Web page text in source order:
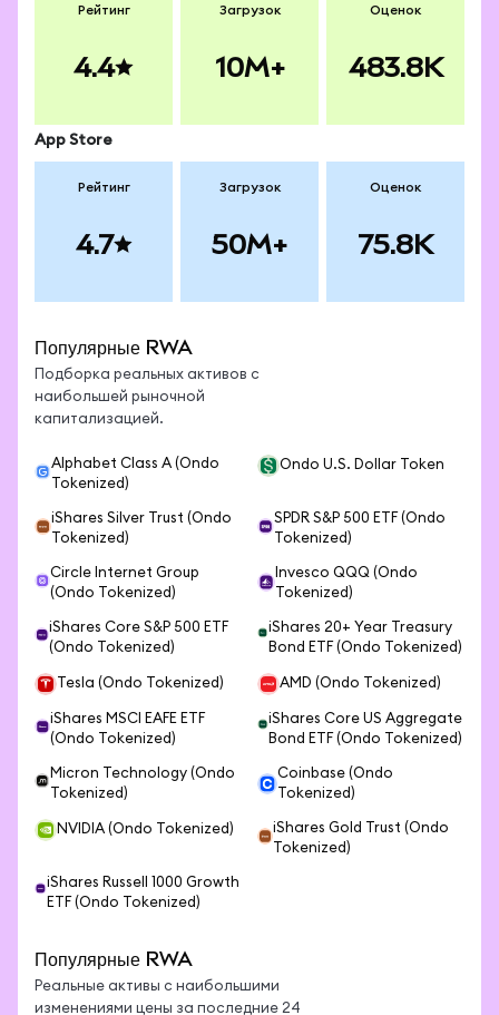
кредитования, залогового обеспечения и
фарминга доходности.
Рейтинг
4.4
Загрузок
10M+
Оценок
483.8K
App Store
Рейтинг
4.7
Загрузок
50M+
Оценок
75.8K
Популярные RWA
Подборка реальных активов с
наибольшей рыночной
капитализацией.
Alphabet Class A (Ondo
Tokenized)
Ondo U.S. Dollar Token
iShares Silver Trust (Ondo
Tokenized)
SPDR S&P 500 ETF (Ondo
Tokenized)
Circle Internet Group
(Ondo Tokenized)
Invesco QQQ (Ondo
Tokenized)
iShares Core S&P 500 ETF
(Ondo Tokenized)
iShares 20+ Year Treasury
Bond ETF (Ondo Tokenized)
Tesla (Ondo Tokenized) AMD (Ondo Tokenized)
iShares MSCI EAFE ETF
(Ondo Tokenized)
iShares Core US Aggregate
Bond ETF (Ondo Tokenized)
Micron Technology (Ondo
Tokenized)
Coinbase (Ondo
Tokenized)
NVIDIA (Ondo Tokenized)
iShares Gold Trust (Ondo
Tokenized)
iShares Russell 1000 Growth
ETF (Ondo Tokenized)
Популярные RWA
Реальные активы с наибольшими
изменениями цены за последние 24